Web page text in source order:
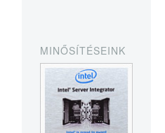
MINŐSÍTÉSEINK